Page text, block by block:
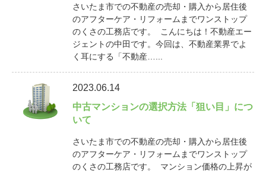
さいたま市での不動産の売却・購入から居住後
のアフターケア・リフォームまでワンストップ
のくさの工務店です。 こんにちは！不動産エー
ジェントの中田です。今回は、不動産業界でよ
く耳にする「不動産…...
2023.06.14
中古マンションの選択方法「狙い目」につ
いて
さいたま市での不動産の売却・購入から居住後
のアフターケア・リフォームまでワンストップ
のくさの工務店です。 マンション価格の上昇が